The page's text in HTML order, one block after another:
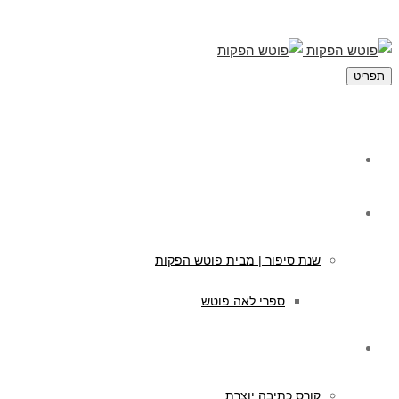
תפריט
שנת סיפור | מבית פוטש הפקות
ספרי לאה פוטש
קורס כתיבה יוצרת